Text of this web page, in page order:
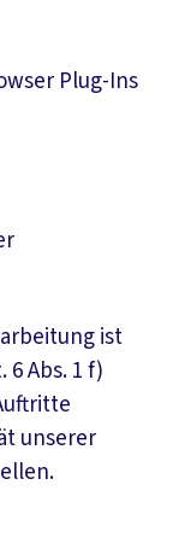
Plug-Ins
ist
Abs. 1 f)
unserer